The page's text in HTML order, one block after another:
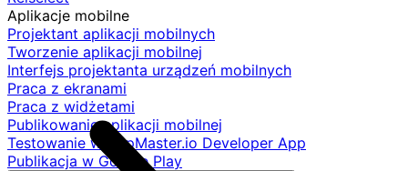
Aplikacje mobilne
Projektant aplikacji mobilnych
Tworzenie aplikacji mobilnej
Interfejs projektanta urządzeń mobilnych
Praca z ekranami
Praca z widżetami
Publikowanie aplikacji mobilnej
Testowanie w AppMaster.io Developer App
Publikacja w Google Play